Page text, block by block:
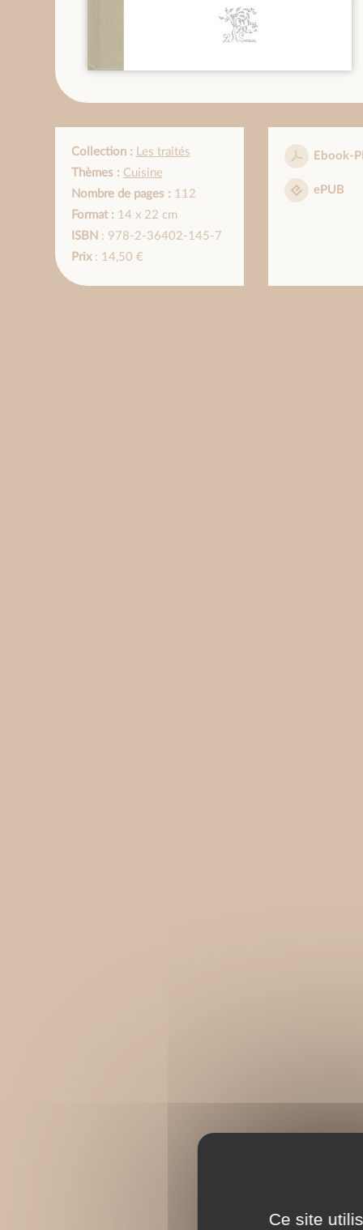
Collection : Les traités
Thèmes : Cuisine
Nombre de pages :112
Format :14 x 22 cm
ISBN : 978-2-36402-145-7
Prix: 14,50 €
Ebook-
ePUB
Ce site